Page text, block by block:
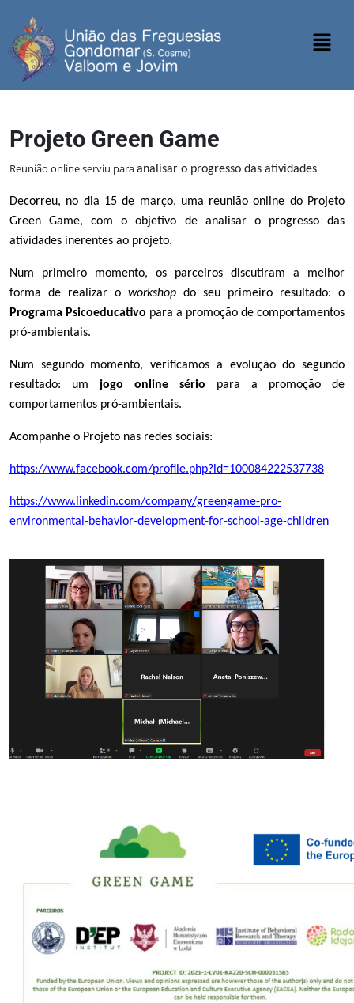
Projeto Green Game
Reunião online serviu paraanalisar o progresso das atividades
Decorreu, no dia 15 de março, uma reunião online do Projeto
Green Game, como objetivo de analisar o progresso das
atividades inerentes ao projeto.
Num primeiro momento, os parceiros discutiram a melhor
forma de realizar o workshop do seu primeiro resultado: o
Programa Psicoeducativo para a promoção de comportamentos
pró-ambientais.
Num segundo momento, verificamos a evolução do segundo
resultado: um jogo online sério para a promoção de
comportamentos pró-ambientais.
Acompanhe o Projeto nas redes sociais:
https://www.facebook.com/profile.php?id=100084222537738
https://www.linkedin.com/company/greengame-pro-
environmental-behavior-development-for-school-age-children